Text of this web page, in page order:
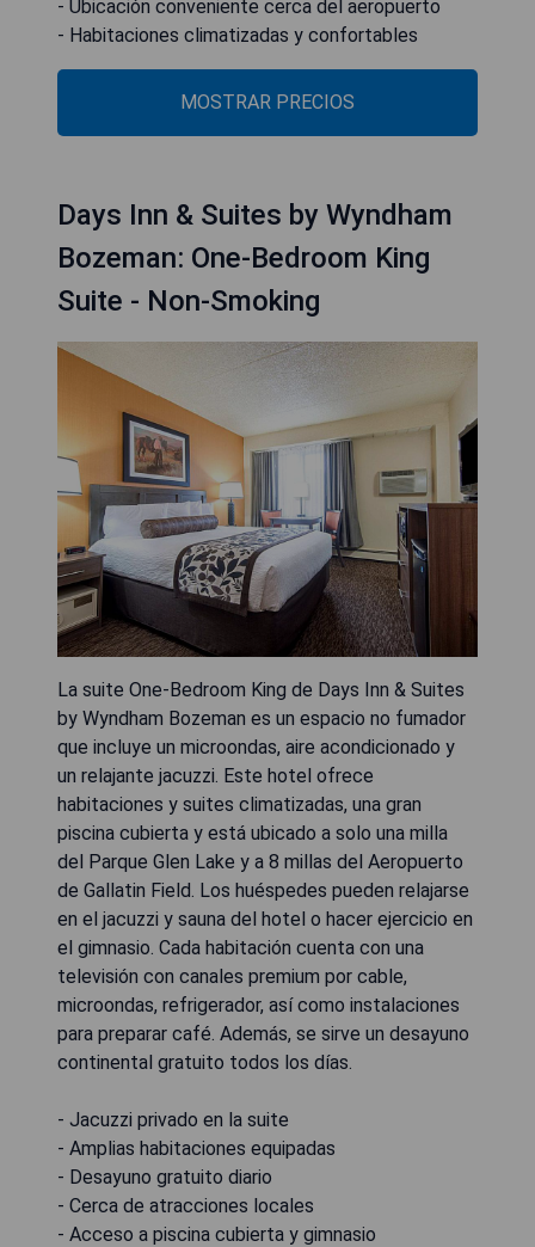
- Ubicación conveniente cerca del aeropuerto
- Habitaciones climatizadas y confortables
MOSTRAR PRECIOS
Days Inn & Suites by Wyndham
Bozeman: One-Bedroom King
Suite - Non-Smoking
La suite One-Bedroom King de Days Inn & Suites
by Wyndham Bozeman es un espacio no fumador
que incluye un microondas, aire acondicionado y
un relajante jacuzzi. Este hotel ofrece
habitaciones y suites climatizadas, una gran
piscina cubierta y está ubicado a solo una milla
del Parque Glen Lake y a 8 millas del Aeropuerto
de Gallatin Field. Los huéspedes pueden relajarse
en el jacuzzi y sauna del hotel o hacer ejercicio en
el gimnasio. Cada habitación cuenta con una
televisión con canales premium por cable,
microondas, refrigerador, así como instalaciones
para preparar café. Además, se sirve un desayuno
continental gratuito todos los días.
- Jacuzzi privado en la suite
- Amplias habitaciones equipadas
- Desayuno gratuito diario
- Cerca de atracciones locales
- Acceso a piscina cubierta y gimnasio